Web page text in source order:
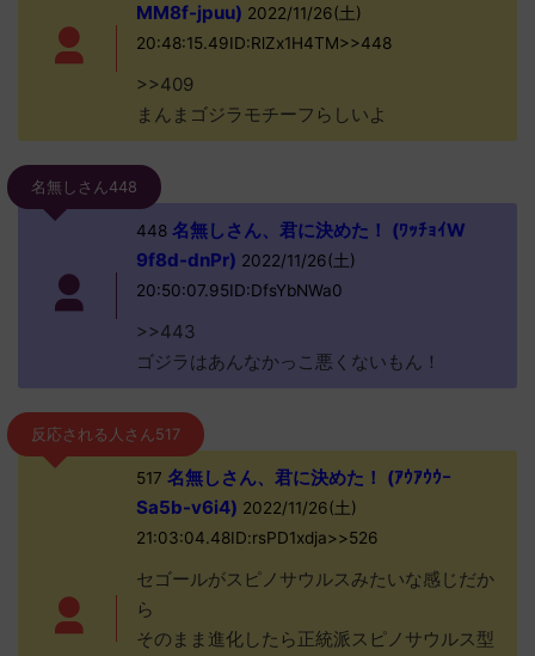
MM8f-jpuu) 2022/11/26(土)
20:48:15.49ID:RlZx1H4TM>>448
>>409
まんまゴジラモチーフらしいよ
名無しさん448
448名無しさん、君に決めた！ (ﾜｯﾁｮｲW
9f8d-dnPr) 2022/11/26(土)
20:50:07.95ID:DfsYbNWa0
>>443
ゴジラはあんなかっこ悪くないもん！
反応される人さん517
517 名無しさん、君に決めた！ (ｱｳｱｳｳｰ
Sa5b-v6i4) 2022/11/26(土)
21:03:04.48ID:rsPD1xdja>>526
セゴールがスピノサウルスみたいな感じだか
ら
そのまま進化したら正統派スピノサウルス型